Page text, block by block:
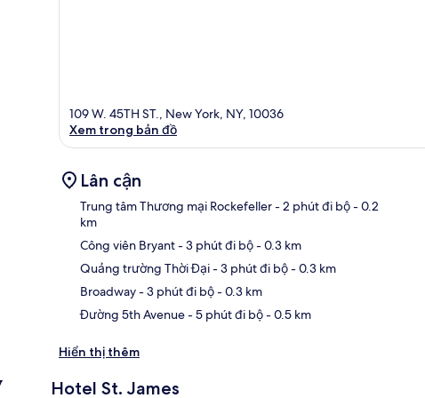
109 W. 45TH ST., New York, NY, 10036
Xem trong bản đồ
Lân cận
Trung tâm Thương mại Rockefeller- 2 phút đi bộ- 0.2
km
Công viên Bryant- 3 phút đi bộ- 0.3 km
Quảng trường Thời Đại- 3 phút đi bộ- 0.3 km
Broadway- 3 phút đi bộ- 0.3 km
Đường 5th Avenue- 5 phút đi bộ- 0.5 km
Hiển thị thêm
Hotel St. James